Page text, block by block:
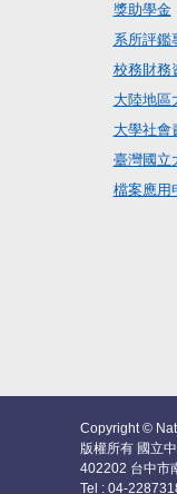
獎助學金
系所評鑑
校務財務
大陸地區
大學社會
臺灣國立
檔案應用
Copyright ©
版權所有 國立
402202 台中市
Tel : 04-